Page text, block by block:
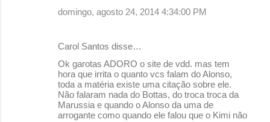
domingo, agosto 24, 2014 4:34:00 PM
Carol Santos disse…
Ok garotas ADORO o site de vdd. mas tem
hora que irrita o quanto vcs falam do Alonso,
toda a matéria existe uma citação sobre ele.
Não falaram nada do Bottas, do troca troca da
Marussia e quando o Alonso da uma de
arrogante como quando ele falou que o Kimi não